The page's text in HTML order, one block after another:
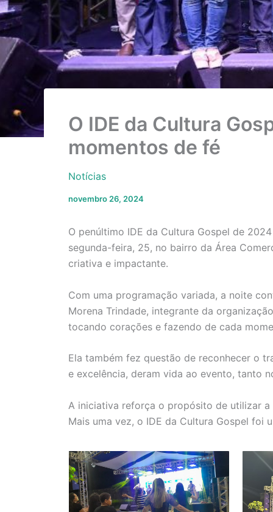
O IDE da Cultura
momentos de fé
Notícias
novembro 26, 2024
O penúltimo IDE da Cultura Gospel de
segunda-feira, 25, no bairro da Área
criativa e impactante.
Com uma programação variada, a noite
Morena Trindade, integrante da
tocando corações e fazendo de cada
Ela também fez questão de reconhecer o
e excelência, deram vida ao evento, tanto
A iniciativa reforça o propósito de utilizar
Mais uma vez, o IDE da Cultura Gospel foi